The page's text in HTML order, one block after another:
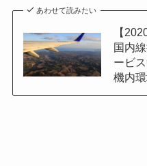
あわせて読みたい
【
国内
ービ
機内